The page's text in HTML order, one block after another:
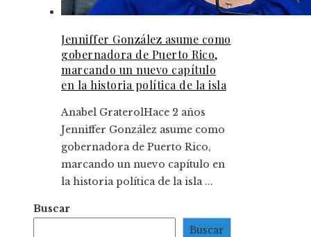
Jenniffer González asume como
gobernadora de Puerto Rico,
marcando un nuevo capítulo
en la historia política de la isla
Anabel GraterolHace 2 años
Jenniffer González asume como
gobernadora de Puerto Rico,
marcando un nuevo capítulo en
la historia política de la isla ...
Buscar
Buscar